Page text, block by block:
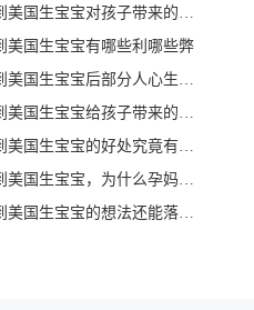
到美国生宝宝对孩子带来的各种好处
美国生宝宝有哪些利哪些弊
到美国生宝宝后部分人心生悔意是怎么回事
到美国生宝宝给孩子带来的长期发展红利
到美国生宝宝的好处究竟有哪些
到美国生宝宝，为什么孕妈们大多首选洛杉矶
到美国生宝宝的想法还能落地吗